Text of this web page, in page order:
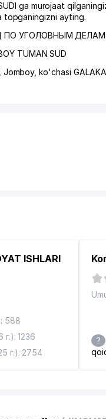
ga murojaat
topganingizni ayting.
ПО УГОЛОВНЫМ ДЕЛАМ
TUMAN SUD
Jomboy,ko'chasi
ISHLARI
588
1236
г.): 2754
?